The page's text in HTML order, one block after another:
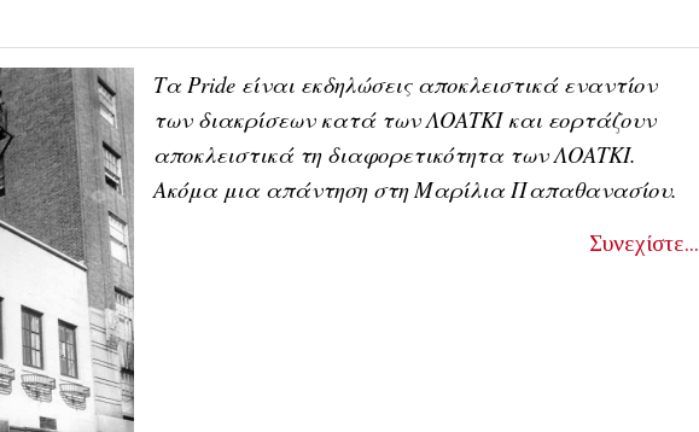
Τα Pride είναι εκδηλώσεις αποκλειστικά εναντίον
των διακρίσεων κατά των ΛΟΑΤΚΙ και εορτάζουν
αποκλειστικά τη διαφορετικότητα των ΛΟΑΤΚΙ.
Ακόμα μια απάντηση στη Μαρίλια Παπαθανασίου.
Συνεχίστε...